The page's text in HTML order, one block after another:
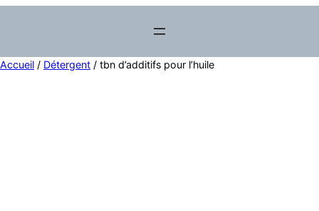
Accueil / Détergent / tbn d’additifs pour l’huile